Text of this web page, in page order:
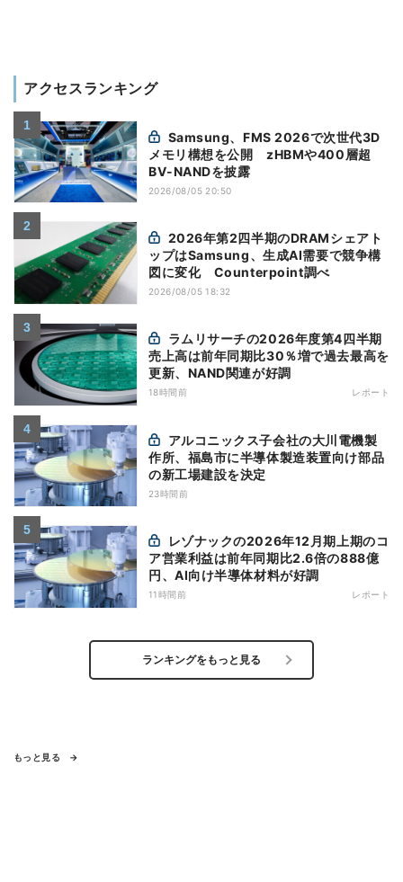
アクセスランキング
メモリ構想を公開 zHBMや400層超
BV-NANDを披露
2026/08/05 20:50
ップはSamsung、生成AI需要で競争構
図に変化 Counterpoint調べ
2026/08/05 18:32
売上高は前年同期比30％増で過去最高を
更新、NAND関連が好調
18時間前 レポート
作所、福島市に半導体製造装置向け部品
の新工場建設を決定
23時間前
ア営業利益は前年同期比2.6倍の888億
円、AI向け半導体材料が好調
11時間前 レポート
ランキングをもっと見る
もっと見る